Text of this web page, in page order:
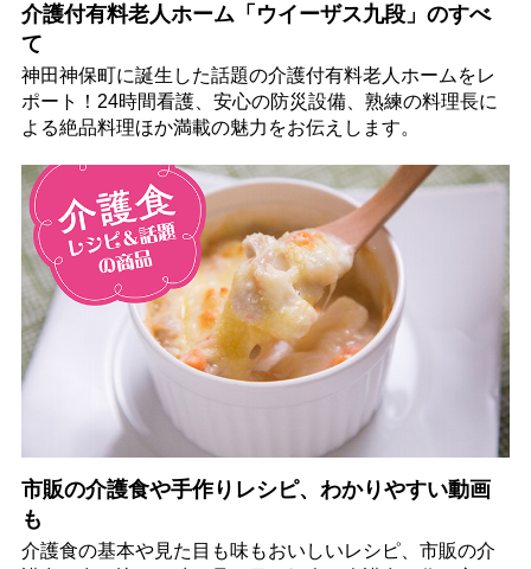
介護付有料老人ホーム「ウイーザス九段」のすべ
て
神田神保町に誕生した話題の介護付有料老人ホームをレ
ポート！24時間看護、安心の防災設備、熟練の料理長に
よる絶品料理ほか満載の魅力をお伝えします。
市販の介護食や手作りレシピ、わかりやすい動画
も
介護食の基本や見た目も味もおいしいレシピ、市販の介